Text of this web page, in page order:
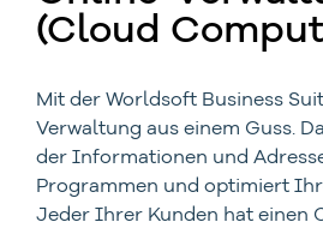
(Cloud
Mit der Worldsoft Business
Verwaltung aus einem Guss.
der Informationen und
Programmen und optimiert
Jeder Ihrer Kunden hat einen